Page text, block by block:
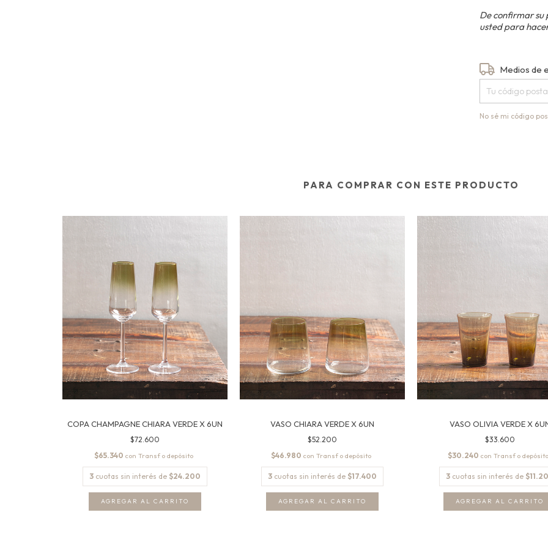
De confirmar su
usted para
Entregas para el
Medios de
No sé mi código
PARA COMPRAR CON ESTE PRODUCTO
COPA CHAMPAGNE CHIARA VERDE X 6UN
$72.600
$65.340 con
3 cuotas sin interés de $24.200
VASO CHIARA VERDE X 6UN
$52.200
$46.980 con
3 cuotas sin interés de $17.400
AGREGAR AL CARRITO
VASO OLIVIA VERDE X
$33.600
$30.240 con
3 cuotas sin interés de